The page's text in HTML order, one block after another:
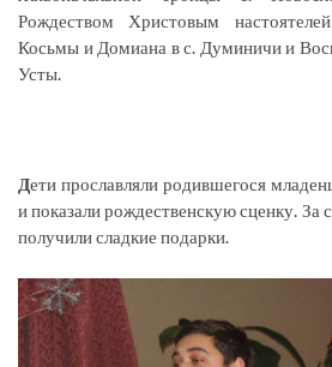
Рождеством Христовым
Косьмы и Домиана в с. Думиничи и
Усты.
Дети прославляли родившегося
и показали рождественскую сценку. За
получили сладкие подарки.